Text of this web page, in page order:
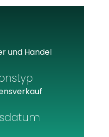
und Handel